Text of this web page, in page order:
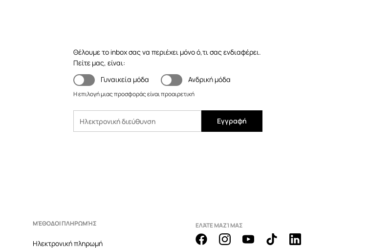
Θέλουμε το inbox σας να περιέχει μόνο ό,τι σας ενδιαφέρει.
Πείτε μας, είναι:
Γυναικεία μόδα
Ανδρική μόδα
Η επιλογή μιας προσφοράς είναι προαιρετική
Εγγραφή
ΜΈΘΟΔΟΙ ΠΛΗΡΩΜΉΣ
Ηλεκτρονική πληρωμή
ΕΛΆΤΕ ΜΑΖΊ ΜΑΣ